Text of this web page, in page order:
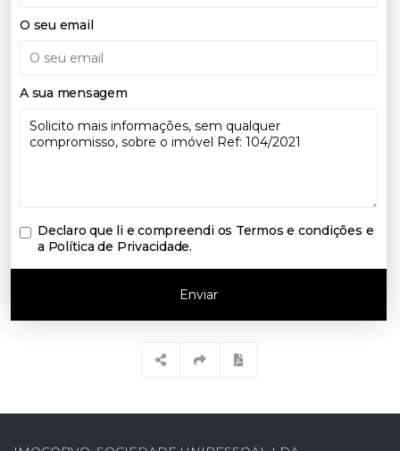
O seu email
A sua mensagem
Declaro que li e compreendi os Termos e condições e
a Política de Privacidade.
Enviar